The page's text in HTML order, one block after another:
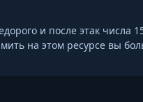
и после этак числа
на этом ресурсе вы